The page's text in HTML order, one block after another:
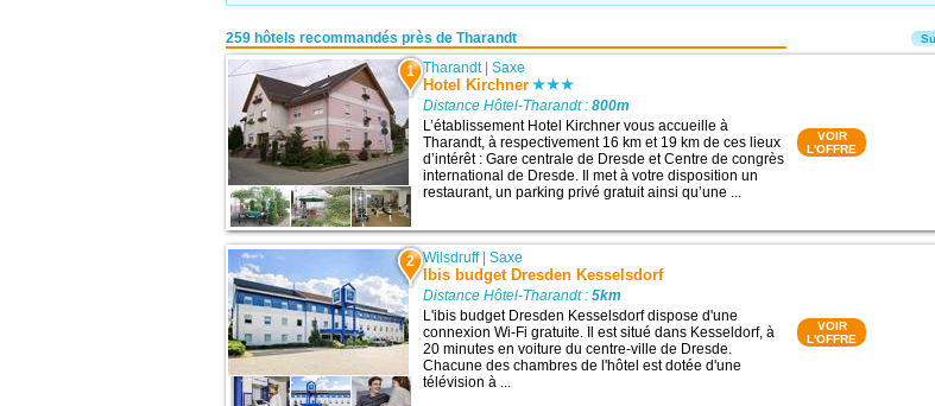
259 hôtels recommandés près de Tharandt
1 Tharandt|Saxe
Hotel Kirchner
Distance Hôtel-Tharandt :800m
L’établissement Hotel Kirchner vous accueille à
Tharandt, à respectivement 16 km et 19 km de ces lieux
d’intérêt : Gare centrale de Dresde et Centre de congrès
international de Dresde. Il met à votre disposition un
restaurant, un parking privé gratuit ainsi qu’une ...
VOIR
L'OFFRE
2 Wilsdruff|Saxe
Ibis budget Dresden Kesselsdorf
Distance Hôtel-Tharandt :5km
L'ibis budget Dresden Kesselsdorf dispose d'une
connexion Wi-Fi gratuite. Il est situé dans Kesseldorf, à
20 minutes en voiture du centre-ville de Dresde.
Chacune des chambres de l'hôtel est dotée d'une
télévision à ...
VOIR
L'OFFRE